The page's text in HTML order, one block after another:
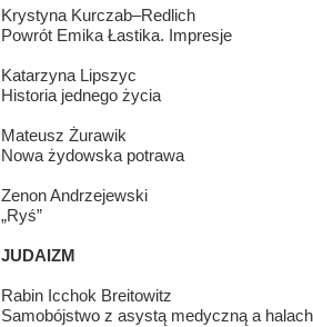
Krystyna Kurczab–Redlich
Powrót Emika Łastika. Impresje
Katarzyna Lipszyc
Historia jednego życia
Mateusz Żurawik
Nowa żydowska potrawa
Zenon Andrzejewski
„Ryś”
JUDAIZM
Rabin Icchok Breitowitz
Samobójstwo z asystą medyczną a